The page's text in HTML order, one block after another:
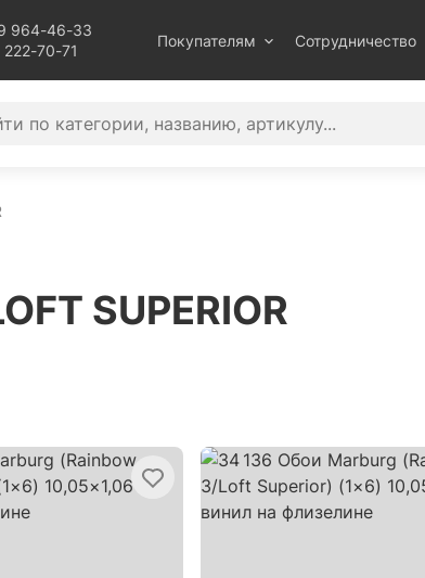
964-46-33
70-71
Покупателям Сотрудничество
SUPERIOR